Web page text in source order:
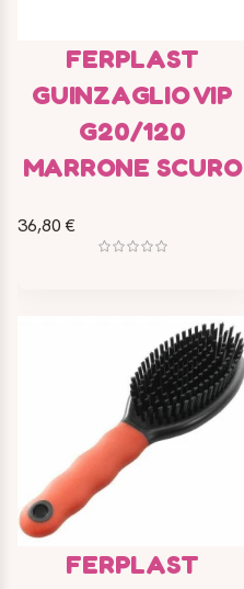
FERPLAST
GUINZAGLIO VIP
G20/120
MARRONE SCURO
36,80 €
FERPLAST